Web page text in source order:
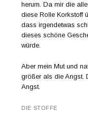
herum. Da mir die
diese Rolle Korkstoff
dass irgendetwas
dieses schöne
würde.
Aber mein Mut und
größer als die Angst.
Angst.
DIE STOFFE